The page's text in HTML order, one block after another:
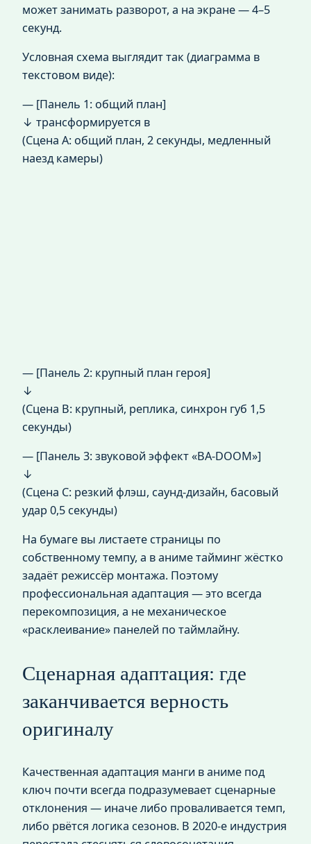
может занимать разворот, а на экране — 4–5
секунд.
Условная схема выглядит так (диаграмма в
текстовом виде):
— [Панель 1: общий план]
↓ трансформируется в
(Сцена A: общий план, 2 секунды, медленный
наезд камеры)
— [Панель 2: крупный план героя]
↓
(Сцена B: крупный, реплика, синхрон губ 1,5
секунды)
— [Панель 3: звуковой эффект «BA‑DOOM»]
↓
(Сцена C: резкий флэш, саунд-дизайн, басовый
удар 0,5 секунды)
На бумаге вы листаете страницы по
собственному темпу, а в аниме тайминг жёстко
задаёт режиссёр монтажа. Поэтому
профессиональная адаптация — это всегда
перекомпозиция, а не механическое
«расклеивание» панелей по таймлайну.
Сценарная адаптация: где
заканчивается верность
оригиналу
Качественная адаптация манги в аниме под
ключ почти всегда подразумевает сценарные
отклонения — иначе либо проваливается темп,
либо рвётся логика сезонов. В 2020‑е индустрия